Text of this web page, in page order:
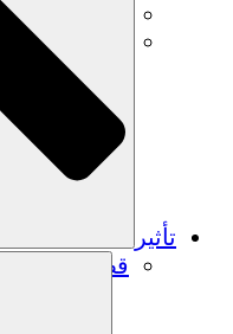
البيانات المالية
Resources
تأثير
قصص نجاح